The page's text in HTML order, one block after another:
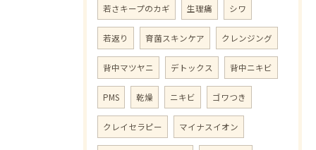
若さキープのカギ 生理痛 シワ
若返り 育菌スキンケア クレンジング
背中マツヤニ デトックス 背中ニキビ
PMS 乾燥 ニキビ ゴワつき
クレイセラピー マイナスイオン